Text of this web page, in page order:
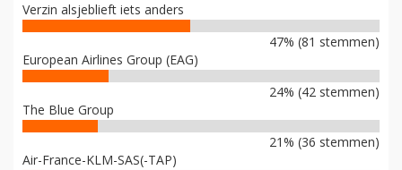
Verzin alsjeblieft iets anders
47% (81 stemmen)
European Airlines Group (EAG)
24% (42 stemmen)
The Blue Group
21% (36 stemmen)
Air-France-KLM-SAS(-TAP)